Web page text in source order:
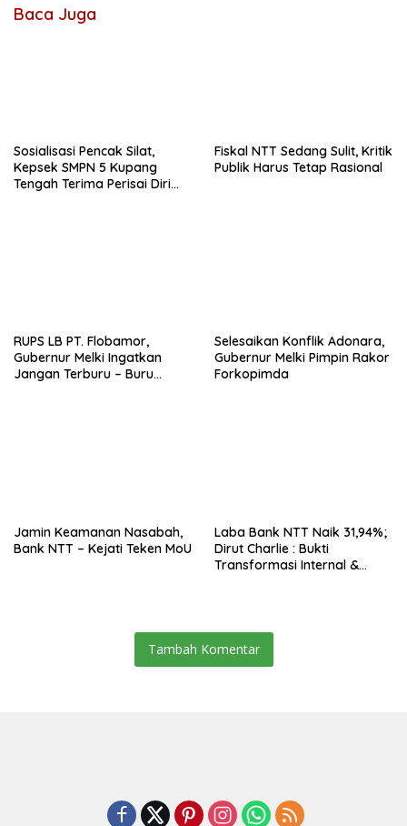
Baca Juga
Sosialisasi Pencak Silat,
Kepsek SMPN 5 Kupang
Tengah Terima Perisai Diri
Fiskal NTT Sedang Sulit, Kritik
Publik Harus Tetap Rasional
RUPS LB PT. Flobamor,
Gubernur Melki Ingatkan
Jangan Terburu – Buru
Selesaikan Konflik Adonara,
Gubernur Melki Pimpin Rakor
Forkopimda
Jamin Keamanan Nasabah,
Bank NTT – Kejati Teken MoU
Laba Bank NTT Naik 31,94%;
Dirut Charlie : Bukti
Transformasi Internal &
Tambah Komentar